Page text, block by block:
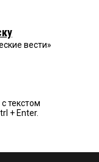
вести»
текстом
+ Enter.